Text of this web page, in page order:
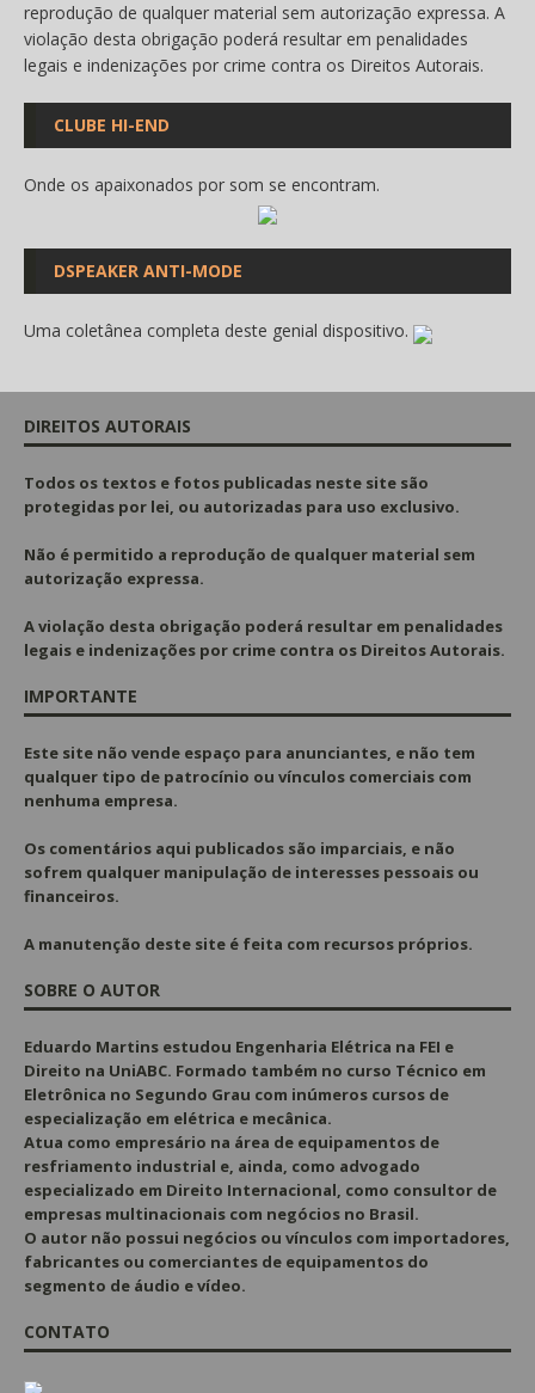
reprodução de qualquer material sem autorização expressa. A
violação desta obrigação poderá resultar em penalidades
legais e indenizações por crime contra os Direitos Autorais.
CLUBE HI-END
Onde os apaixonados por som se encontram.
DSPEAKER ANTI-MODE
Uma coletânea completa deste genial dispositivo.
DIREITOS AUTORAIS
Todos os textos e fotos publicadas neste site são
protegidas por lei, ou autorizadas para uso exclusivo.
Não é permitido a reprodução de qualquer material sem
autorização expressa.
A violação desta obrigação poderá resultar em penalidades
legais e indenizações por crime contra os Direitos Autorais.
IMPORTANTE
Este site não vende espaço para anunciantes, e não tem
qualquer tipo de patrocínio ou vínculos comerciais com
nenhuma empresa.
Os comentários aqui publicados são imparciais, e não
sofrem qualquer manipulação de interesses pessoais ou
financeiros.
A manutenção deste site é feita com recursos próprios.
SOBRE O AUTOR
Eduardo Martins estudou Engenharia Elétrica na FEI e
Direito na UniABC. Formado também no curso Técnico em
Eletrônica no Segundo Grau com inúmeros cursos de
especialização em elétrica e mecânica.
Atua como empresário na área de equipamentos de
resfriamento industrial e, ainda, como advogado
especializado em Direito Internacional, como consultor de
empresas multinacionais com negócios no Brasil.
O autor não possui negócios ou vínculos com importadores,
fabricantes ou comerciantes de equipamentos do
segmento de áudio e vídeo.
CONTATO